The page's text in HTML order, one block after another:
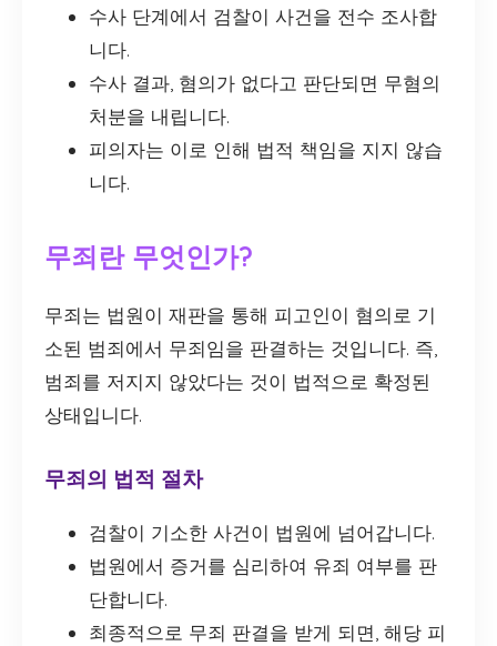
수사 단계에서 검찰이 사건을 전수 조사합
니다.
수사 결과, 혐의가 없다고 판단되면 무혐의
처분을 내립니다.
피의자는 이로 인해 법적 책임을 지지 않습
니다.
무죄란 무엇인가?
무죄는 법원이 재판을 통해 피고인이 혐의로 기
소된 범죄에서 무죄임을 판결하는 것입니다. 즉,
범죄를 저지지 않았다는 것이 법적으로 확정된
상태입니다.
무죄의 법적 절차
검찰이 기소한 사건이 법원에 넘어갑니다.
법원에서 증거를 심리하여 유죄 여부를 판
단합니다.
최종적으로 무죄 판결을 받게 되면, 해당 피